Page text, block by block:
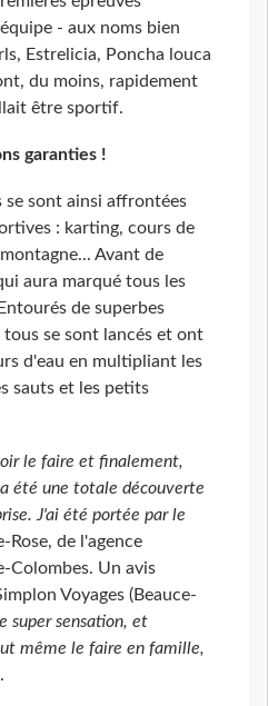
- aux noms bien
Estrelicia, Poncha louca
du moins, rapidement
être sportif.
garanties !
se sont ainsi affrontées
: karting, cours de
Avant de
aura marqué tous les
de superbes
tous se sont lancés et ont
d'eau en multipliant les
sauts et les petits
le faire et finalement,
été une totale découverte
J'ai été portée par le
Rose, de l'agence
Colombes. Un avis
Voyages (Beauce-
super sensation, et
même le faire en famille,
.